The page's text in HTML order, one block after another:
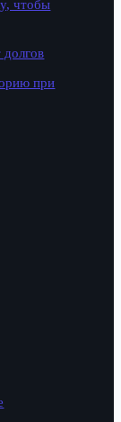
чтобы
долгов
при